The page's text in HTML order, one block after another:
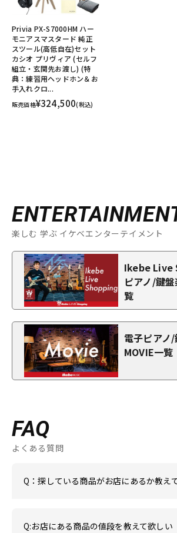
Privia PX-S7000HM ハー
モニアスマスタード 純正
スツール(高低自在)セット
カシオ プリヴィア (セルフ
組立・玄関先お渡し) (特
典：練習用ヘッドホン＆お
手入れクロ...
販売価格¥324,500(税込)
楽しむ 学ぶ イケベエンターテイメント
Ikebe Live
ピアノ/鍵
覧
電子ピアノ
MOVIE一覧
FAQ
よくある質問
Q：探している商品がお店にあるか教え
Q:お店にある商品の値段を教えて欲しい